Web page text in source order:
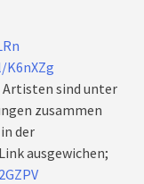
Artisten sind unter
zusammen
der
ausgewichen;